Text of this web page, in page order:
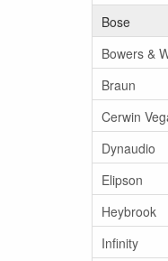
Bose
Bowers &
Braun
Cerwin
Dynaudio
Elipson
Heybrook
Infinity